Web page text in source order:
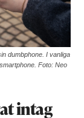
dumbphone. I vanliga
Foto: Neo
intag